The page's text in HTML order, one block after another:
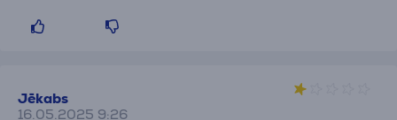
Jēkabs
16.05.2025 9:26